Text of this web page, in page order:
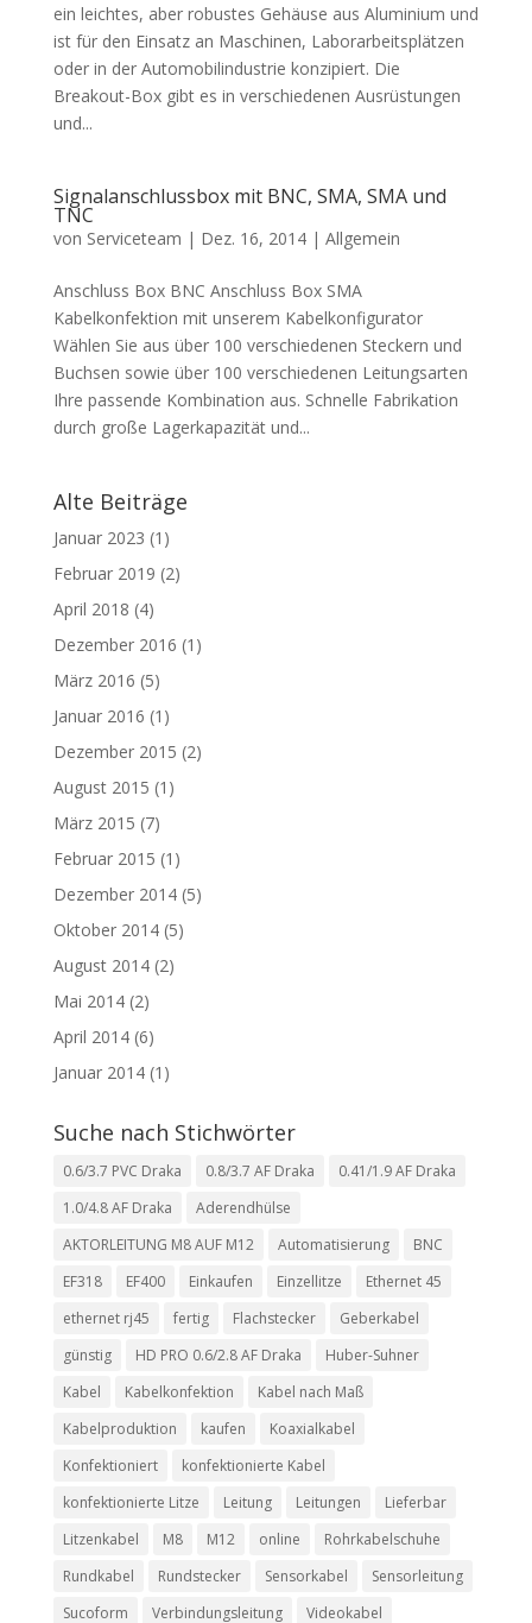
ein leichtes, aber robustes Gehäuse aus Aluminium und
ist für den Einsatz an Maschinen, Laborarbeitsplätzen
oder in der Automobilindustrie konzipiert. Die
Breakout-Box gibt es in verschiedenen Ausrüstungen
und...
Signalanschlussbox mit BNC, SMA, SMA und
TNC
von Serviceteam | Dez. 16, 2014| Allgemein
Anschluss Box BNC Anschluss Box SMA
Kabelkonfektion mit unserem Kabelkonfigurator
Wählen Sie aus über 100 verschiedenen Steckern und
Buchsen sowie über 100 verschiedenen Leitungsarten
Ihre passende Kombination aus. Schnelle Fabrikation
durch große Lagerkapazität und...
Alte Beiträge
Januar 2023 (1)
Februar 2019 (2)
April 2018 (4)
Dezember 2016 (1)
März 2016 (5)
Januar 2016 (1)
Dezember 2015 (2)
August 2015 (1)
März 2015 (7)
Februar 2015 (1)
Dezember 2014(5)
Oktober 2014(5)
August 2014(2)
Mai 2014(2)
April 2014(6)
Januar 2014(1)
Suche nach Stichwörter
0.6/3.7 PVC Draka 0.8/3.7 AF Draka
0.41/1.9 AF Draka
1.0/4.8 AF Draka
Aderendhülse
AKTORLEITUNG M8 AUF M12
Automatisierung
BNC
EF318
EF400 Einkaufen Einzellitze
Ethernet 45
ethernet rj45
fertig Flachstecker
Geberkabel
günstig
HD PRO 0.6/2.8 AF Draka
Huber-Suhner
Kabel
Kabelkonfektion
Kabel nach Maß
Kabelproduktion
kaufen
Koaxialkabel
Konfektioniert
konfektionierte Kabel
konfektionierte Litze
Leitung Leitungen
Lieferbar
Litzenkabel
M8 M12 online
Rohrkabelschuhe
Rundkabel
Rundstecker Sensorkabel
Sensorleitung
Sucoform
Verbindungsleitung Videokabel